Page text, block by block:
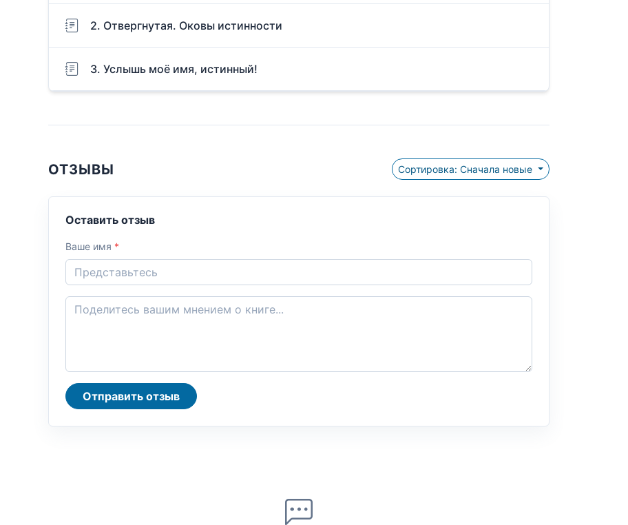
2. Отвергнутая. Оковы истинности
3. Услышь моё имя, истинный!
ОТЗЫВЫ Сортировка: Сначала новые
Оставить отзыв
Ваше имя *
Отправить отзыв